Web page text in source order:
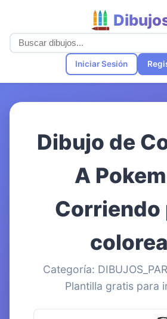
Iniciar Sesión
Dibujo de
A
Corriendo
Categoría:
Plantilla gratis para